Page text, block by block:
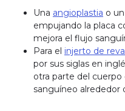
Una angioplastia o un
empujando la placa
mejora el flujo
Para el injerto de
por sus siglas en
otra parte del
sanguíneo alrededor